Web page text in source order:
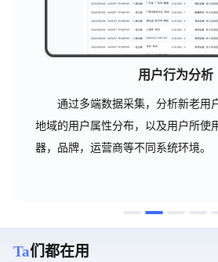
用户行为分析
通过多端数据采集，分析新老用
地域的用户属性分布，以及用户所使
器，品牌，运营商等不同系统环境。
Ta们都在用